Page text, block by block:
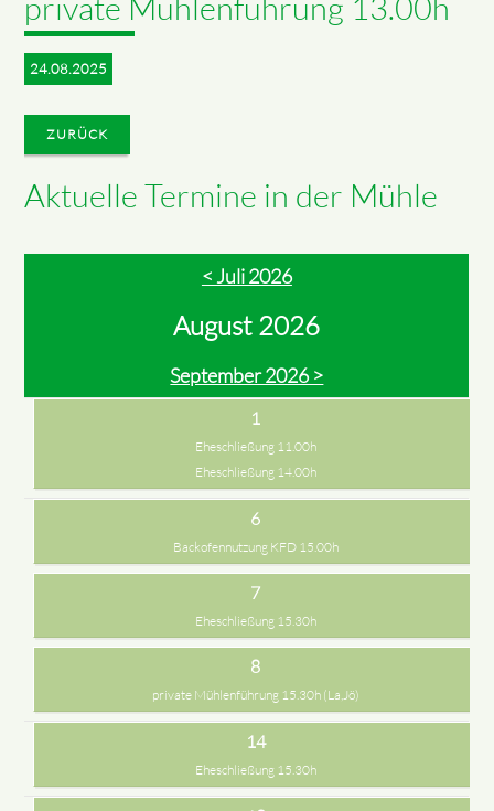
24.08.2025
ZURÜCK
Aktuelle Termine in der Mühle
< Juli 2026
August 2026
September 2026 >
1
Eheschließung 11.00h
Eheschließung 14.00h
6
Backofennutzung KFD 15.00h
7
Eheschließung 15.30h
8
private Mühlenführung 15.30h (La,Jö)
14
Eheschließung 15.30h